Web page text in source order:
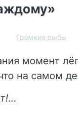
Громкие рыбы
момент
на самом